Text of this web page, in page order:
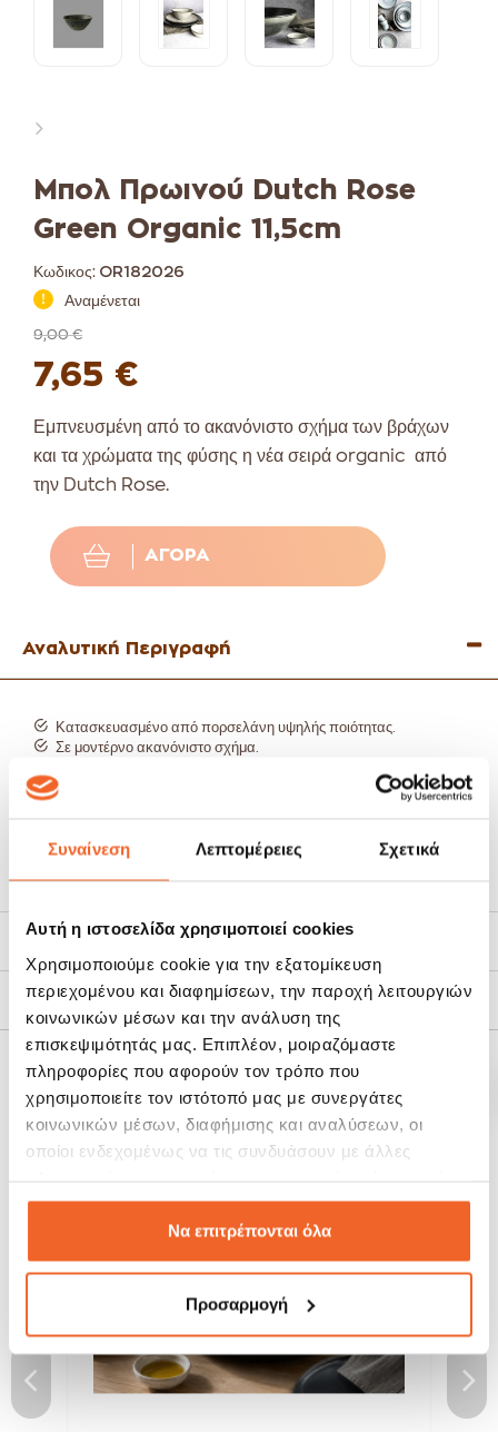
Συναίνεση Λεπτομέρειες Σχετικά
Αυτή η ιστοσελίδα χρησιμοποιεί cookies
Χρησιμοποιούμε cookie για την εξατομίκευση
περιεχομένου και διαφημίσεων, την παροχή λειτουργιών
κοινωνικών μέσων και την ανάλυση της
επισκεψιμότητάς μας. Επιπλέον, μοιραζόμαστε
πληροφορίες που αφορούν τον τρόπο που
χρησιμοποιείτε τον ιστότοπό μας με συνεργάτες
κοινωνικών μέσων, διαφήμισης και αναλύσεων, οι
οποίοι ενδεχομένως να τις συνδυάσουν με άλλες
έχουν συλλέξει σε σχέση με την από μέρους σας χρήση
των υπηρεσιών τους.Να επιτρέπονται όλα
Προσαρμογή
Μπολ Πρωινού Dutch Rose
Green Organic 11,5cm
Κωδικος: OR182026
Αναμένεται
9,00 €
7,65 €
Εμπνευσμένη από το ακανόνιστο σχήμα των βράχων
και τα χρώματα της φύσης η νέα σειρά organic από
την Dutch Rose.
ΑΓΟΡΆ
Αναλυτική Περιγραφή
Κατασκευασμένο από πορσελάνη υψηλής ποιότητας.
Σε μοντέρνο ακανόνιστο σχήμα.
Σερβίρετε το πρωινό σας και τις σούπες.
Κατάλληλο για πλυντήριο πιάτων και φούρνο μικροκυμάτων.
Δείτε όλη τη συλλογή Dutch Rose Organic εδώ:
Τρόποι Αποστολής
Πολιτική Επιστροφών
ΣΧΕΤΙΚΆ ΠΡΟΪΌΝΤΑ
SALE!